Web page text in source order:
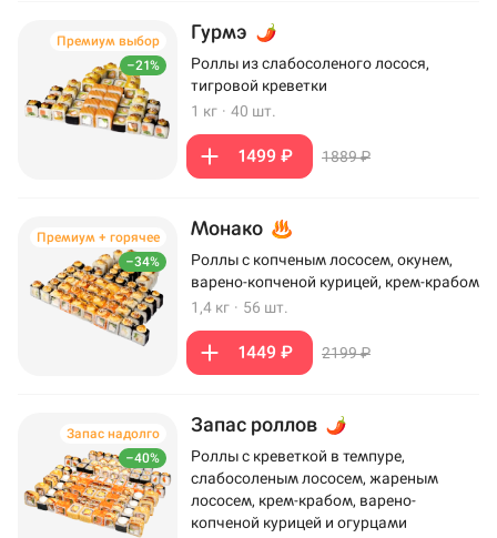
–21%
Премиум выбор Гурмэ
Роллы из слабосоленого лосося,
тигровой креветки
1 кг · 40 шт.
1499 ₽ 1889 ₽
–34%
Премиум + горячее Монако
Роллы с копченым лососем, окунем,
варено-копченой курицей, крем-крабом
1,4 кг · 56 шт.
1449 ₽ 2199 ₽
–40%
Запас надолго Запас роллов
Роллы с креветкой в темпуре,
слабосоленым лососем, жареным
лососем, крем-крабом, варено-
копченой курицей и огурцами